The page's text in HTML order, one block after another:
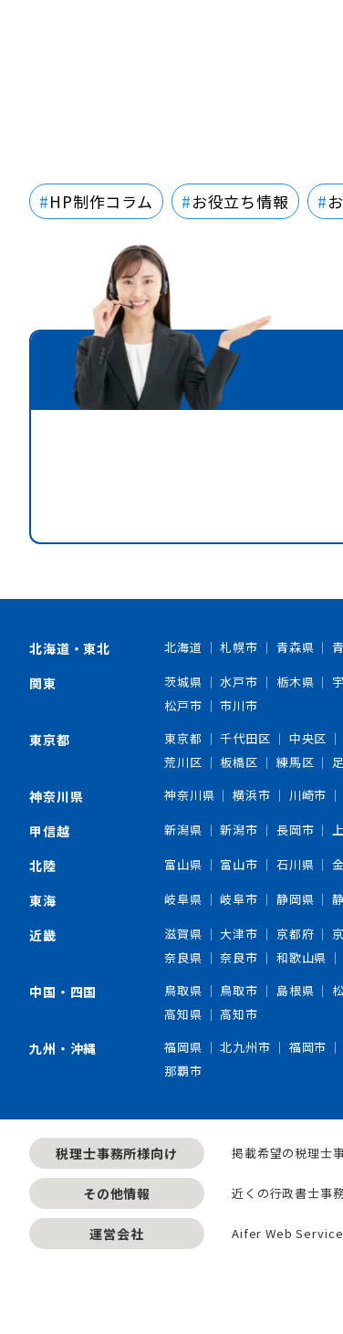
HP制作コラム お役立ち情報
北海道・東北 北海道 札幌市 青森県
関東 茨城県 水戸市 栃木県
松戸市
市川市
東京都 東京都 千代田区 中央区
荒川区
板橋区 練馬区
神奈川県 神奈川県 横浜市 川崎市
甲信越 新潟県 新潟市 長岡市
北陸 富山県 富山市 石川県
東海 岐阜県 岐阜市 静岡県
近畿 滋賀県 大津市 京都府
奈良県
奈良市 和歌山県
中国・四国 鳥取県 鳥取市 島根県
高知県
高知市
九州・沖縄 福岡県 北九州市 福岡市
那覇市
税理士事務所様向け 掲載希望の税理士
その他情報 近くの行政書士事
運営会社 Aifer Web Service